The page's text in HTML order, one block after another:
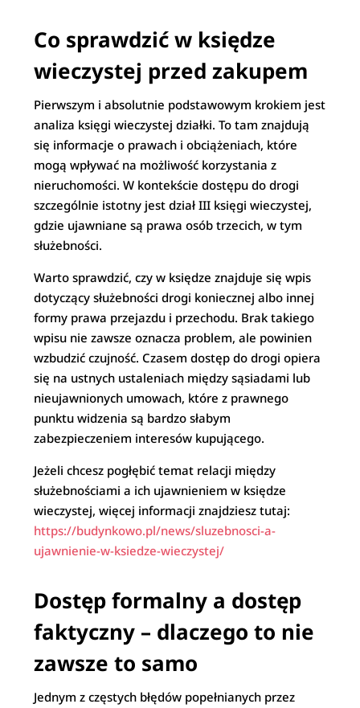
Co sprawdzić w księdze
wieczystej przed zakupem
Pierwszym i absolutnie podstawowym krokiem jest
analiza księgi wieczystej działki. To tam znajdują
się informacje o prawach i obciążeniach, które
mogą wpływać na możliwość korzystania z
nieruchomości. W kontekście dostępu do drogi
szczególnie istotny jest dział III księgi wieczystej,
gdzie ujawniane są prawa osób trzecich, w tym
służebności.
Warto sprawdzić, czy w księdze znajduje się wpis
dotyczący służebności drogi koniecznej albo innej
formy prawa przejazdu i przechodu. Brak takiego
wpisu nie zawsze oznacza problem, ale powinien
wzbudzić czujność. Czasem dostęp do drogi opiera
się na ustnych ustaleniach między sąsiadami lub
nieujawnionych umowach, które z prawnego
punktu widzenia są bardzo słabym
zabezpieczeniem interesów kupującego.
Jeżeli chcesz pogłębić temat relacji między
służebnościami a ich ujawnieniem w księdze
wieczystej, więcej informacji znajdziesz tutaj:
https://budynkowo.pl/news/sluzebnosci-a-
ujawnienie-w-ksiedze-wieczystej/
Dostęp formalny a dostęp
faktyczny – dlaczego to nie
zawsze to samo
Jednym z częstych błędów popełnianych przez